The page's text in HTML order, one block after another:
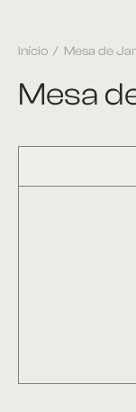
Início / Mesa de
Mesa